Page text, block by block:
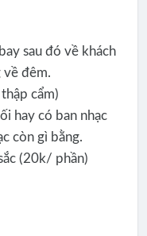
sau đó về khách
về đêm.
cẩm)
hay có ban nhạc
còn gì bằng.
(20k/ phần)